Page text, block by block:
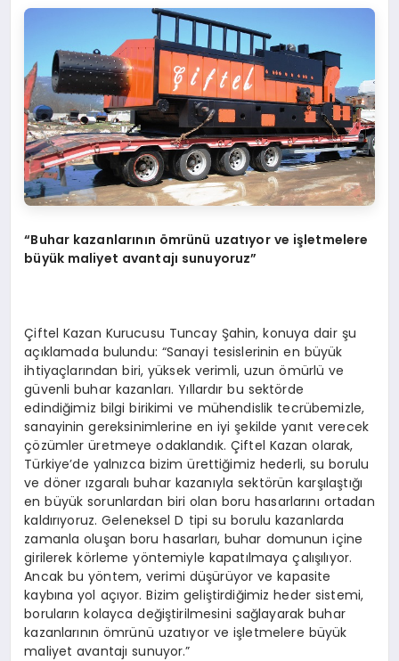
“Buhar kazanlarının ömrünü uzatıyor ve işletmelere
büyük maliyet avantajı sunuyoruz”
Çiftel Kazan Kurucusu Tuncay Şahin, konuya dair şu
açıklamada bulundu: “Sanayi tesislerinin en büyük
ihtiyaçlarından biri, yüksek verimli, uzun ömürlü ve
güvenli buhar kazanları. Yıllardır bu sektörde
edindiğimiz bilgi birikimi ve mühendislik tecrübemizle,
sanayinin gereksinimlerine en iyi şekilde yanıt verecek
çözümler üretmeye odaklandık. Çiftel Kazan olarak,
Türkiye’de yalnızca bizim ürettiğimiz hederli, su borulu
ve döner ızgaralı buhar kazanıyla sektörün karşılaştığı
en büyük sorunlardan biri olan boru hasarlarını ortadan
kaldırıyoruz. Geleneksel D tipi su borulu kazanlarda
zamanla oluşan boru hasarları, buhar domunun içine
girilerek körleme yöntemiyle kapatılmaya çalışılıyor.
Ancak bu yöntem, verimi düşürüyor ve kapasite
kaybına yol açıyor. Bizim geliştirdiğimiz heder sistemi,
boruların kolayca değiştirilmesini sağlayarak buhar
kazanlarının ömrünü uzatıyor ve işletmelere büyük
maliyet avantajı sunuyor.”